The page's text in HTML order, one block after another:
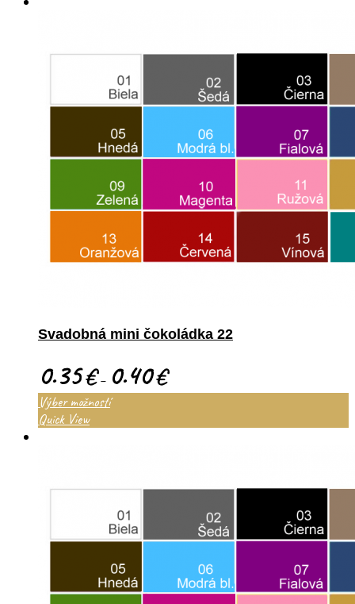
Svadobná mini čokoládka 22
0.35€– 0.40€
Výber možností
Quick View